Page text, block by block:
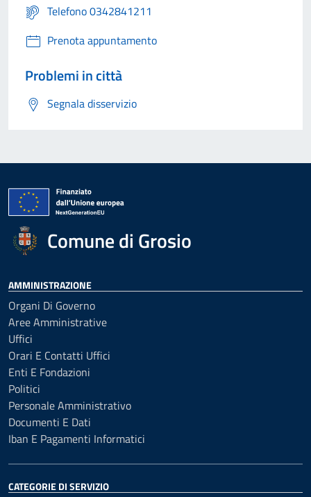
Telefono 0342841211
Prenota appuntamento
Problemi in città
Segnala disservizio
Comune di Grosio
AMMINISTRAZIONE
Organi Di Governo
Aree Amministrative
Uffici
Orari E Contatti Uffici
Enti E Fondazioni
Politici
Personale Amministrativo
Documenti E Dati
Iban E Pagamenti Informatici
CATEGORIE DI SERVIZIO